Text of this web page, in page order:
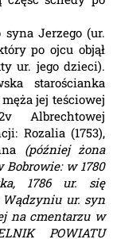
Jerzego (ur.
po ojcu objął
ur. jego dzieci).
starościanka
jej teściowej
Albrechtowej
Rozalia (1753),
(później żona
w 1780
1786 ur. się
Wądzyniu ur. syn
na cmentarzu w
POWIATU